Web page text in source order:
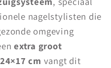
nagelstylisten die
omgeving
extra groot
cm vangt dit